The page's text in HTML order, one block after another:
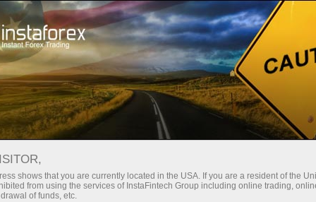
RSS InstaForex
NGUỒN CẤP TIN TỨC FOREX
RSS CỦA INSTAFOREX
shows that you are currently located in the USA. If you are a resident of the
from using the services of InstaFintech Group including online trading,
of funds, etc.